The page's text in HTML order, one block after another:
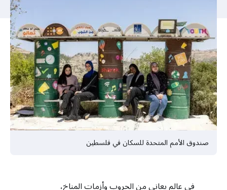
صندوق الأمم المتحدة للسكان في فلسطين
في عالم يعاني من الحروب وأزمات المناخ،